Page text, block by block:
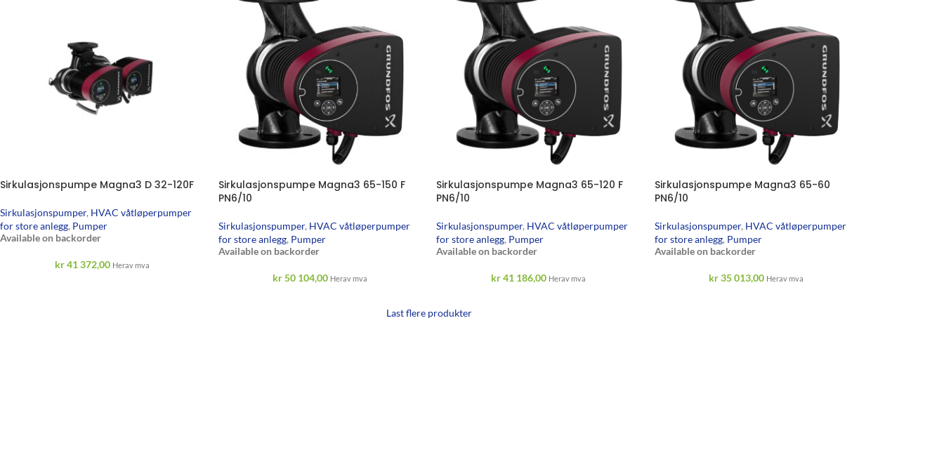
Sirkulasjonspumpe Magna3 D 32-120F
Sirkulasjonspumper, HVAC våtløperpumper
for store anlegg, Pumper
Available on backorder
kr41 372,00 Herav mva
Sirkulasjonspumpe Magna3 65-150 F
PN6/10
Sirkulasjonspumper, HVAC våtløperpumper
for store anlegg, Pumper
Available on backorder
kr50 104,00 Herav mva
Sirkulasjonspumpe Magna3 65-120 F
PN6/10
Sirkulasjonspumper, HVAC våtløperpumper
for store anlegg, Pumper
Available on backorder
kr41 186,00 Herav mva
Sirkulasjonspumpe Magna3 65-60
PN6/10
Sirkulasjonspumper, HVAC våtløperpumper
for store anlegg, Pumper
Available on backorder
kr35 013,00 Herav mva
Last flere produkter